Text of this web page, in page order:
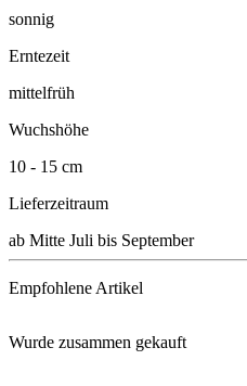
sonnig
Erntezeit
mittelfrüh
Wuchshöhe
10 - 15 cm
Lieferzeitraum
ab Mitte Juli bis September
Empfohlene Artikel
Wurde zusammen gekauft